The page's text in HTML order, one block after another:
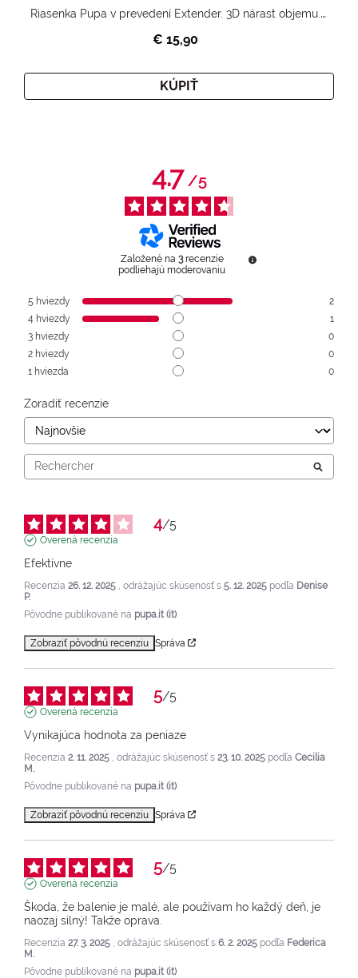
Riasenka Pupa v prevedení Extender. 3D nárast objemu. Nekonečne zhutnené a nadvihnuté riasy.
€ 15,90
KÚPIŤ
4.7/5
Založené na 3 recenzie
podliehajú moderovaniu
5 hviezdy
2
4 hviezdy
1
3 hviezdy
0
2 hviezdy
0
1 hviezda 0
Zoradiť recenzie
4/5
Overená recenzia
Efektívne
Recenzia 26. 12. 2025 , odrážajúc skúsenosť s 5. 12. 2025 podľa Denise
P.
Pôvodne publikované na pupa.it (it)
Zobraziť pôvodnú recenziu Správa
5/5
Overená recenzia
Vynikajúca hodnota za peniaze
Recenzia 2. 11. 2025 , odrážajúc skúsenosť s 23. 10. 2025 podľa Cecilia
M.
Pôvodne publikované na pupa.it (it)
Zobraziť pôvodnú recenziu Správa
5/5
Overená recenzia
Škoda, že balenie je malé, ale používam ho každý deň, je
naozaj silný! Takže oprava.
Recenzia 27. 3. 2025 , odrážajúc skúsenosť s 6. 2. 2025 podľa Federica
M.
Pôvodne publikované na pupa.it (it)